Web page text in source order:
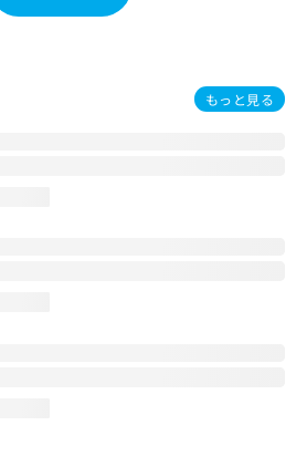
もっと見る